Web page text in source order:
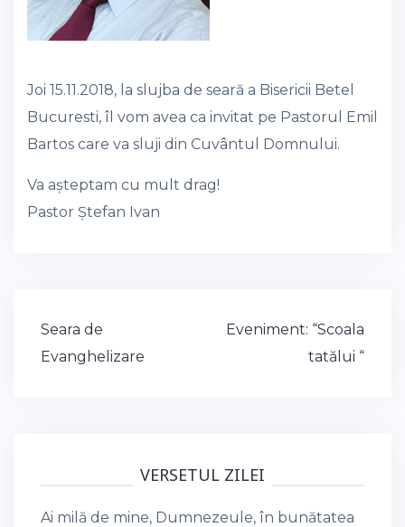
Joi 15.11.2018, la slujba de seară a Bisericii Betel
Bucuresti, îl vom avea ca invitat pe Pastorul Emil
Bartos care va sluji din Cuvântul Domnului.
Va așteptam cu mult drag!
Pastor Ștefan Ivan
Post
navigation
Seara de
Evanghelizare
Eveniment: “Scoala
tatălui “
VERSETUL ZILEI
Ai milă de mine, Dumnezeule, în bunătatea